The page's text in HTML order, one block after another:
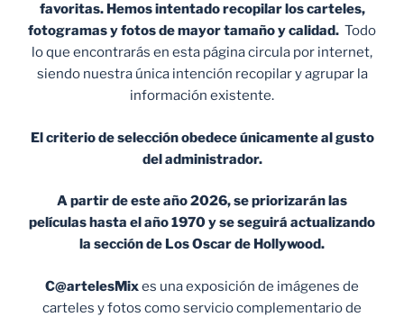
favoritas. Hemos intentado recopilar los carteles,
fotogramas y fotos de mayor tamaño y calidad. Todo
lo que encontrarás en esta página circula por internet,
siendo nuestra única intención recopilar y agrupar la
información existente.
El criterio de selección obedece únicamente al gusto
del administrador.
A partir de este año 2026, se priorizarán las
películas hasta el año 1970 y se seguirá actualizando
la sección de Los Oscar de Hollywood.
C@artelesMixes una exposición de imágenes de
carteles y fotos como servicio complementario de